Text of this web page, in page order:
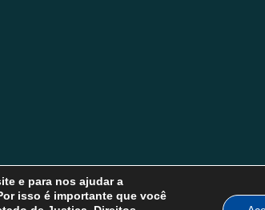
e para nos ajudar a
isso é importante que você